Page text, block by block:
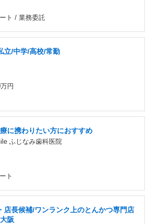
ト / 業務委託
立/中学/高校/常勤
円
に携わりたい方におすすめ
ふじなみ歯科医院
ト
店長候補/ワンランク上のとんかつ専門店
阪